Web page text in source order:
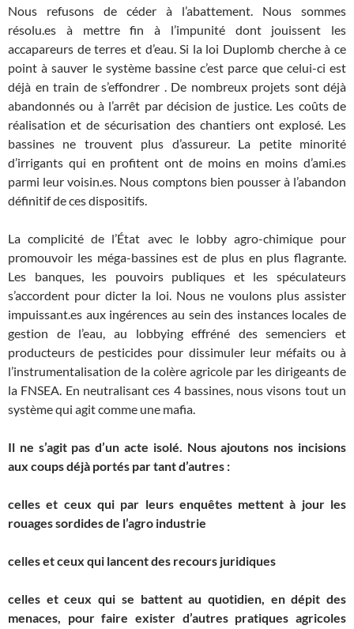
Nous refusons de céder à l’abattement. Nous sommes
résolu.es à mettre fin à l’impunité dont jouissent les
accapareurs de terres et d’eau. Si la loi Duplomb cherche à ce
point à sauver le système bassine c’est parce que celui-ci est
déjà en train de s’effondrer . De nombreux projets sont déjà
abandonnés ou à l’arrêt par décision de justice. Les coûts de
réalisation et de sécurisation des chantiers ont explosé. Les
bassines ne trouvent plus d’assureur. La petite minorité
d’irrigants qui en profitent ont de moins en moins d’ami.es
parmi leur voisin.es. Nous comptons bien pousser à l’abandon
définitif de ces dispositifs.
La complicité de l’État avec le lobby agro-chimique pour
promouvoir les méga-bassines est de plus en plus flagrante.
Les banques, les pouvoirs publiques et les spéculateurs
s’accordent pour dicter la loi. Nous ne voulons plus assister
impuissant.es aux ingérences au sein des instances locales de
gestion de l’eau, au lobbying effréné des semenciers et
producteurs de pesticides pour dissimuler leur méfaits ou à
l’instrumentalisation de la colère agricole par les dirigeants de
la FNSEA. En neutralisant ces 4 bassines, nous visons tout un
système qui agit comme une mafia.
Il ne s’agit pas d’un acte isolé. Nous ajoutons nos incisions
aux coups déjà portés par tant d’autres :
celles et ceux qui par leurs enquêtes mettent à jour les
rouages sordides de l’agro industrie
celles et ceux qui lancent des recours juridiques
celles et ceux qui se battent au quotidien, en dépit des
menaces, pour faire exister d’autres pratiques agricoles